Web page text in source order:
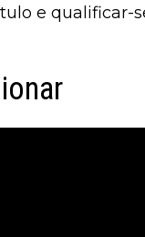
e qualificar-